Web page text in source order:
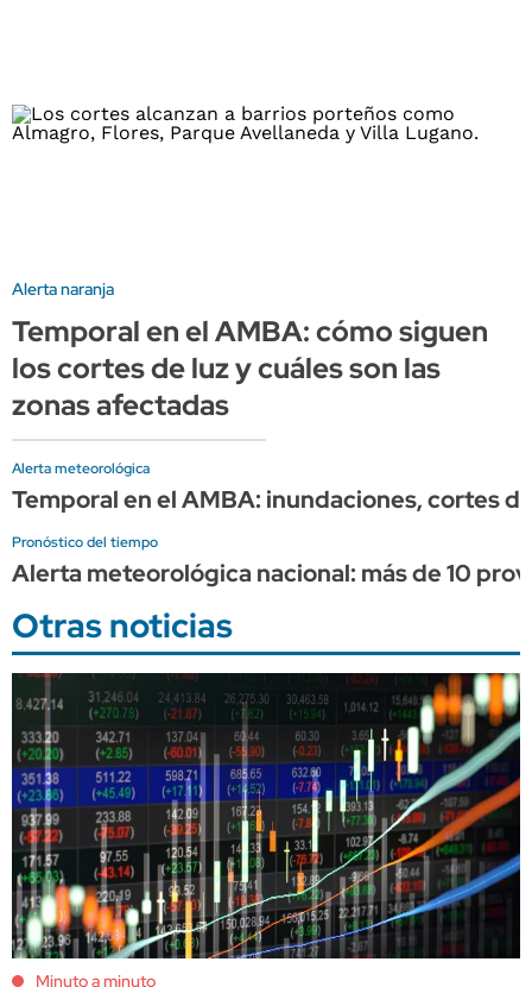
Alerta naranja
Temporal en el AMBA: cómo siguen
los cortes de luz y cuáles son las
zonas afectadas
Alerta meteorológica
Temporal en el AMBA: inundaciones, cortes
Pronóstico del tiempo
Alerta meteorológica nacional: más de 10
Otras noticias
Minuto a minuto